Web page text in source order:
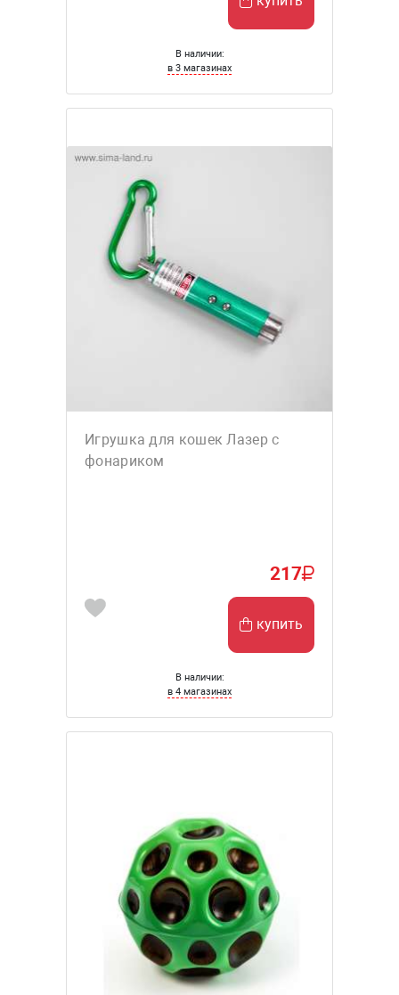
В наличии:
в 3 магазинах
Игрушка для кошек Лазер с
фонариком
217
купить
В наличии:
в 4 магазинах